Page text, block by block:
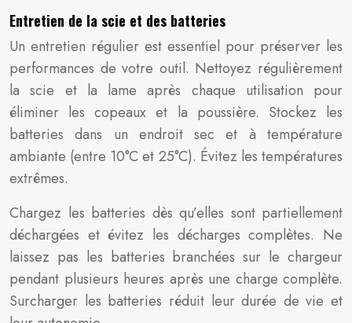
Entretien de la scie et des batteries
Un entretien régulier est essentiel pour préserver les
performances de votre outil. Nettoyez régulièrement
la scie et la lame après chaque utilisation pour
éliminer les copeaux et la poussière. Stockez les
batteries dans un endroit sec et à température
ambiante (entre 10°C et 25°C). Évitez les températures
extrêmes.
Chargez les batteries dès qu’elles sont partiellement
déchargées et évitez les décharges complètes. Ne
laissez pas les batteries branchées sur le chargeur
pendant plusieurs heures après une charge complète.
Surcharger les batteries réduit leur durée de vie et